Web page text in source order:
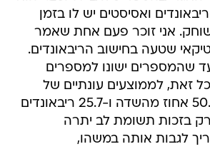
ואסיסטים יש לו בזמן
אני זוכר פעם אחת שאמר
שטעה בחישוב הריבאונדים.
שהמספרים ישונו למספרים
זאת, לממוצעים עונתיים של
50.4 נקודות ב-50.6 אחוז מהשדה ו-25.7 ריבאונדים
בזכות תשומת לב יתרה
לגבות אותה במשהו,